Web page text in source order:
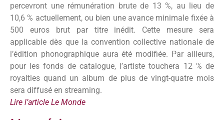
percevront une rémunération brute de 13 %, au lieu de
10,6 % actuellement, ou bien une avance minimale fixée à
500 euros brut par titre inédit. Cette mesure sera
applicable dès que la convention collective nationale de
l’édition phonographique aura été modifiée. Par ailleurs,
pour les fonds de catalogue, l’artiste touchera 12 % de
royalties quand un album de plus de vingt-quatre mois
sera diffusé en streaming.
Lire l’article Le Monde